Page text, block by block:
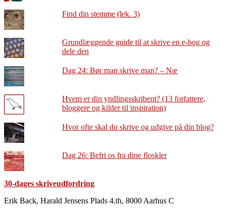
Find din stemme (lek. 3)
Grundlæggende guide til at skrive en e-bog og
dele den
Dag 24: Bør man skrive man? – Næ
Hvem er din yndlingsskribent? (13 forfattere,
bloggere og kilder til inspiration)
Hvor ofte skal du skrive og udgive på din blog?
Dag 26: Befri os fra dine floskler
30-dages skriveudfordring
Footer
Erik Back, Harald Jensens Plads 4.th, 8000 Aarhus C